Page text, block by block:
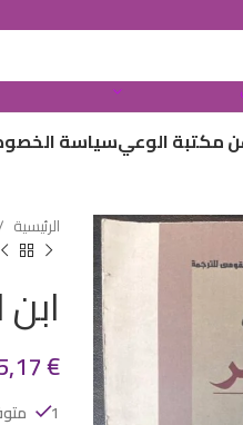
مكتبة الوعيسياسة
الرئيسية
€
1 متوفر في المخزون